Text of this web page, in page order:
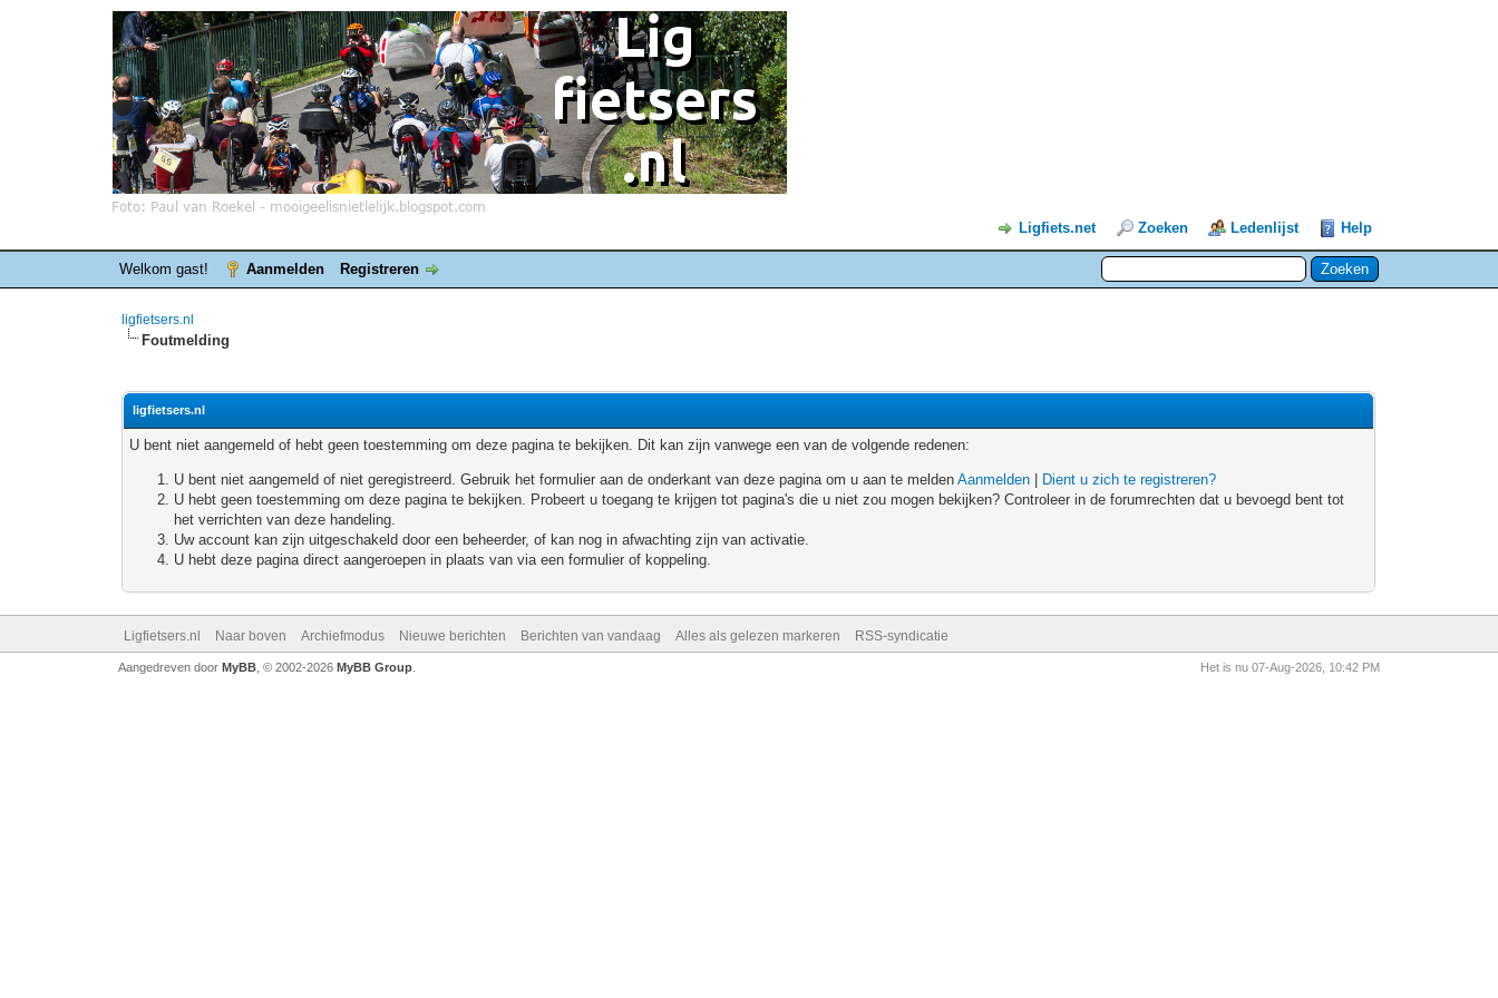
Ligfiets.net Zoeken Ledenlijst Help
Welkom gast! Aanmelden Registreren
ligfietsers.nl
Foutmelding
ligfietsers.nl
U bent niet aangemeld of hebt geen toestemming om deze pagina te bekijken. Dit kan zijn vanwege een van de volgende redenen:
U bent niet aangemeld of niet geregistreerd. Gebruik het formulier aan de onderkant van deze pagina om u aan te meldenAanmelden
Dient u zich te registreren?
U hebt geen toestemming om deze pagina te bekijken. Probeert u toegang te krijgen tot pagina's die u niet zou mogen bekijken? Controleer in de forumrechten dat u bevoegd bent tot
het verrichten van deze handeling.
Uw account kan zijn uitgeschakeld door een beheerder, of kan nog in afwachting zijn van activatie.
U hebt deze pagina direct aangeroepen in plaats van via een formulier of koppeling.
Ligfietsers.nl Naar boven Archiefmodus Nieuwe berichten Berichten van vandaag Alles als gelezen markeren RSS-syndicatie
Het is nu 07-Aug-2026, 10:42 PM
Aangedreven door MyBB, © 2002-2026 MyBB Group.